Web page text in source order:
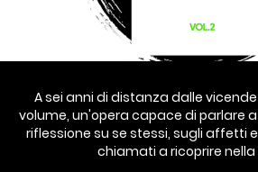
A sei anni di distanza dalle
volume, un'opera capace di parlare
riflessione su se stessi, sugli affetti
chiamati a ricoprire